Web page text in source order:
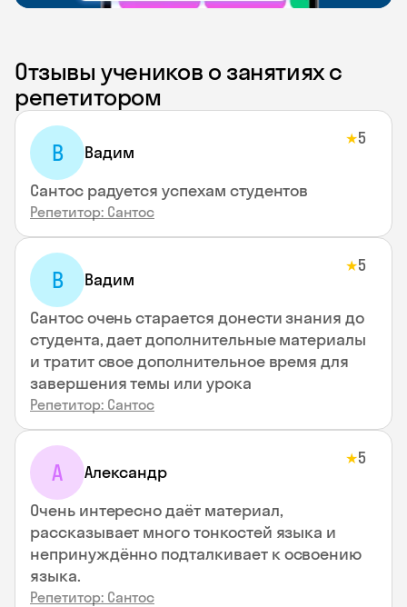
Отзывы учеников о занятиях с
репетитором
В Вадим
★5
Сантос радуется успехам студентов
Репетитор: Сантос
В Вадим
★5
Сантос очень старается донести знания до
студента, дает дополнительные материалы
и тратит свое дополнительное время для
завершения темы или урока
Репетитор: Сантос
А Александр
★5
Очень интересно даёт материал,
рассказывает много тонкостей языка и
непринуждённо подталкивает к освоению
языка.
Репетитор: Сантос